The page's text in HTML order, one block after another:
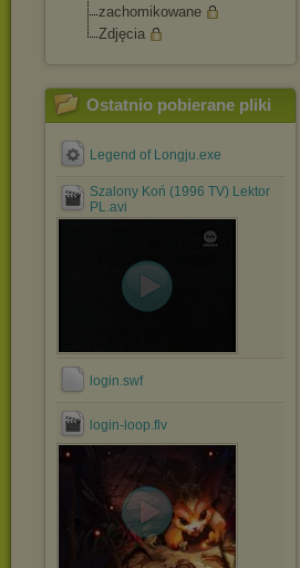
zachomikowane
Zdjęcia
Ostatnio pobierane pliki
Legend of Longju.exe
Szalony Koń (1996 TV) Lektor
PL.avi
login.swf
login-loop.flv